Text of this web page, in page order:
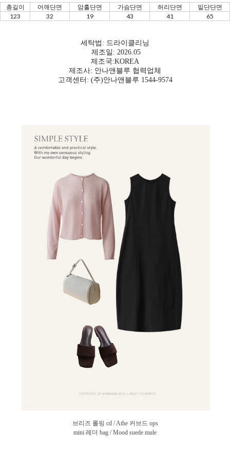
총길이 어깨단면 암홀단면 가슴단면 허리단면
밑단단면
123
32 19 43 41 65
세탁법: 드라이클리닝
제조일: 2026.05
제조국:KOREA
제조사: 안나앤블루 협력업체
고객센터: (주)안나앤블루 1544-9574
브리즈 롤링 cd / Athe 커브드 ops
mini 레더 bag / Mood suede mule